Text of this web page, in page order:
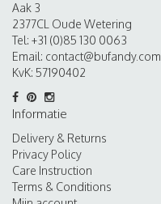
Aak 3
2377CL Oude Wetering
Tel: +31 (0)85 130 0063
Email: contact@bufandy.com
KvK: 57190402
Informatie
Delivery & Returns
Privacy Policy
Care Instruction
Terms & Conditions